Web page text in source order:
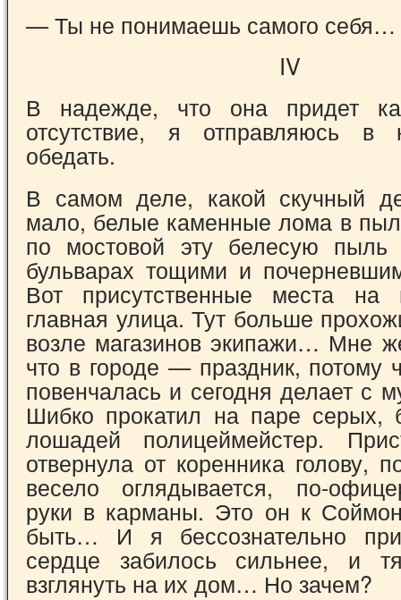
— Ты не понимаешь самого себя…
IV
В надежде, что она придет
отсутствие, я отправляюсь в
обедать.
В самом деле, какой скучный
мало, белые каменные лома в
по мостовой эту белесую
бульварах тощими и
Вот присутственные места на
главная улица. Тут больше
возле магазинов экипажи… Мне
что в городе — праздник, потому
повенчалась и сегодня делает с
Шибко прокатил на паре серых,
лошадей полицеймейстер.
отвернула от коренника голову,
весело оглядывается, по-
руки в карманы. Это он к
быть… И я бессознательно
сердце забилось сильнее, и
взглянуть на их дом… Но зачем?